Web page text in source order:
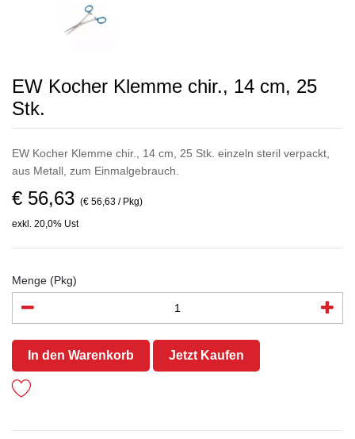
EW Kocher Klemme chir., 14 cm, 25
Stk.
EW Kocher Klemme chir., 14 cm, 25 Stk. einzeln steril verpackt,
aus Metall, zum Einmalgebrauch.
€ 56,63 (€ 56,63 / Pkg)
exkl. 20,0% Ust
Menge (Pkg)
In den Warenkorb Jetzt Kaufen